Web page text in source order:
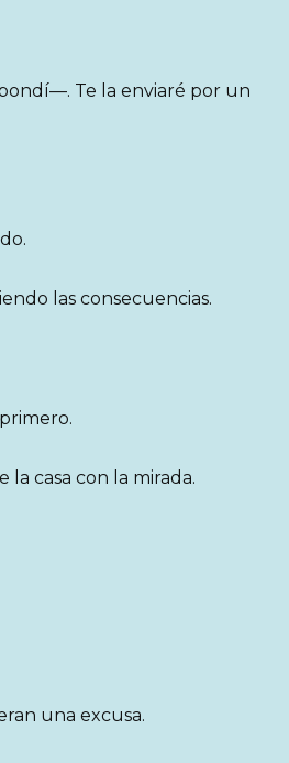
Te la enviaré por un
las consecuencias.
casa con la mirada.
una excusa.